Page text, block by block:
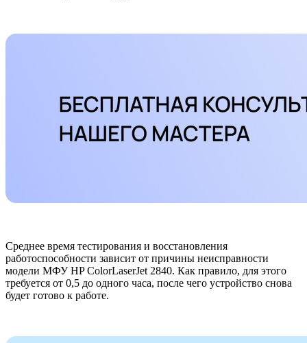
Среднее время тестирования и восстановления
работоспособности зависит от причины неисправности
модели МФУ HP ColorLaserJet 2840. Как правило, для этого
требуется от 0,5 до одного часа, после чего устройство снова
будет готово к работе.